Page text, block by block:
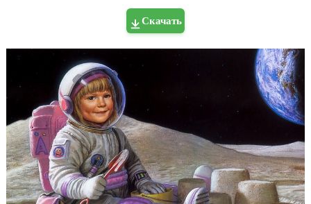
Скачать